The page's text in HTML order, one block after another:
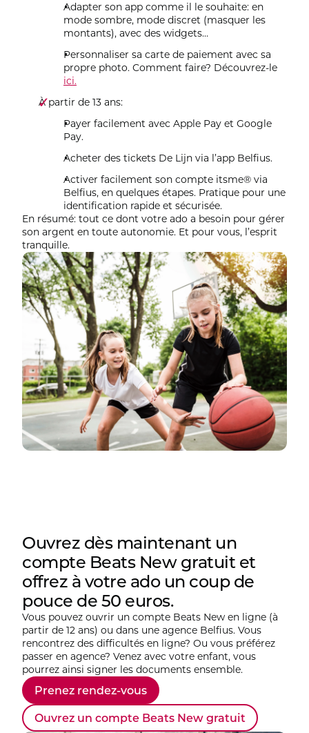
Adapter son app comme il le souhaite: en
mode sombre, mode discret (masquer les
montants), avec des widgets…
Personnaliser sa carte de paiement avec sa
propre photo. Comment faire? Découvrez-le
ici.
À partir de 13 ans:
Payer facilement avec Apple Pay et Google
Pay.
Acheter des tickets De Lijn via l’app Belfius.
Activer facilement son compte itsme® via
Belfius, en quelques étapes. Pratique pour une
identification rapide et sécurisée.
En résumé: tout ce dont votre ado a besoin pour gérer
son argent en toute autonomie. Et pour vous, l’esprit
tranquille.
Ouvrez dès maintenant un
compte Beats New gratuit et
offrez à votre ado un coup de
pouce de 50 euros.
Vous pouvez ouvrir un compte Beats New en ligne (à
partir de 12 ans) ou dans une agence Belfius. Vous
rencontrez des difficultés en ligne? Ou vous préférez
passer en agence? Venez avec votre enfant, vous
pourrez ainsi signer les documents ensemble.
Prenez rendez-vous
Ouvrez un compte Beats New gratuit